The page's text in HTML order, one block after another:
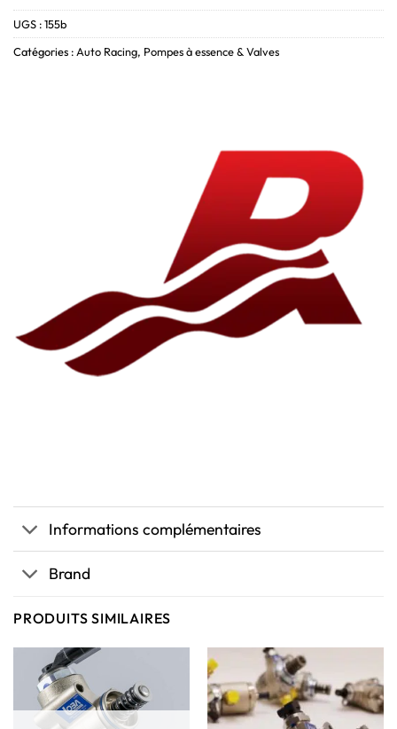
UGS :155b
Catégories : Auto Racing, Pompes à essence & Valves
Informations complémentaires
Brand
PRODUITS SIMILAIRES